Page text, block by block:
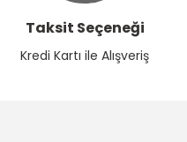
Taksit Seçeneği
Kredi Kartı ile Alışveriş